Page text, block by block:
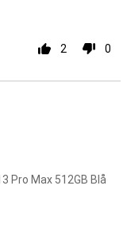
2 0
Pro Max 512GB Blå